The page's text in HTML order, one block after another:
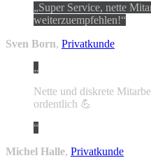
Super Service, nette
weiterzuempfehlen!
Sven Born, Privatkunde
Nette und diskrete
ordentlich 💪
Michel Halle, Privatkunde